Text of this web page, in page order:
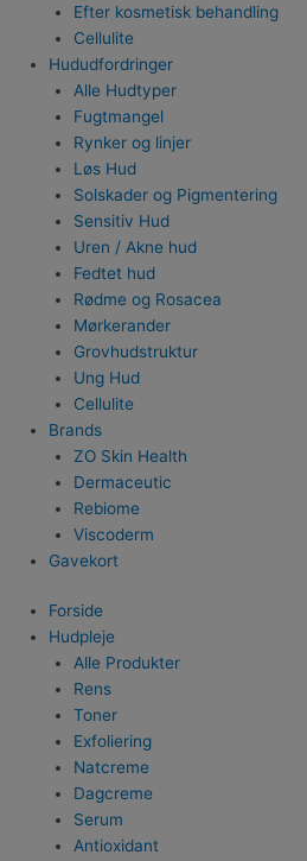
Efter kosmetisk behandling
Cellulite
Hududfordringer
Alle Hudtyper
Fugtmangel
Rynker og linjer
Løs Hud
Solskader og Pigmentering
Sensitiv Hud
Uren / Akne hud
Fedtet hud
Rødme og Rosacea
Mørkerander
Grovhudstruktur
Ung Hud
Cellulite
Brands
ZO Skin Health
Dermaceutic
Rebiome
Viscoderm
Gavekort
Forside
Hudpleje
Alle Produkter
Rens
Toner
Exfoliering
Natcreme
Dagcreme
Serum
Antioxidant